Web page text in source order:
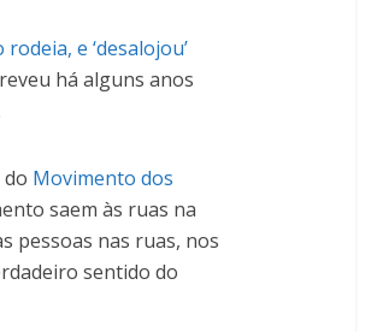
e ‘desalojou’
há alguns anos
Movimento dos
saem às ruas na
pessoas nas ruas, nos
sentido do